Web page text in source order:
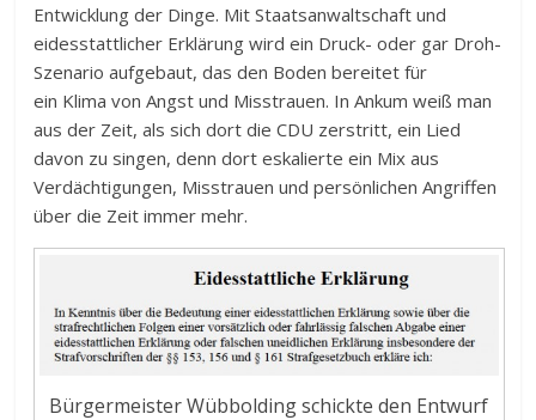
Entwicklung der Dinge. Mit Staatsanwaltschaft und
eidesstattlicher Erklärung wird ein Druck- oder gar Droh-
Szenario aufgebaut, das den Boden bereitet für
ein Klima von Angst und Misstrauen. In Ankum weiß man
aus der Zeit, als sich dort die CDU zerstritt, ein Lied
davon zu singen, denn dort eskalierte ein Mix aus
Verdächtigungen, Misstrauen und persönlichen Angriffen
über die Zeit immer mehr.
Bürgermeister Wübbolding schickte den Entwurf